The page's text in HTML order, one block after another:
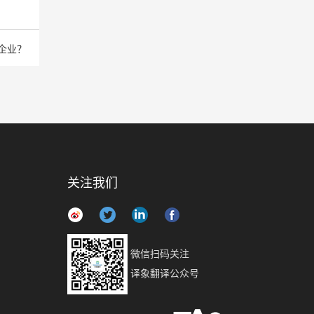
业？
关注我们
微信扫码关注
译象翻译公众号